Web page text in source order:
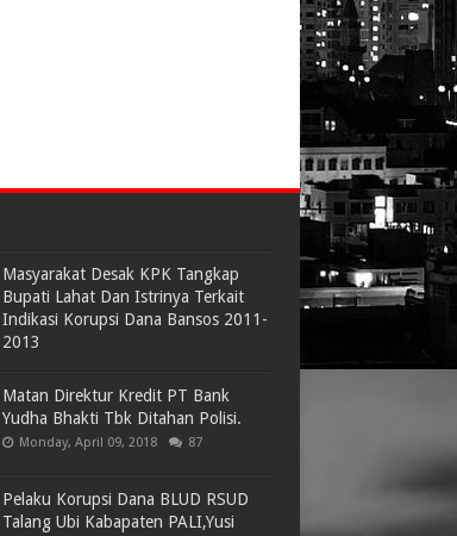
Masyarakat Desak KPK Tangkap
Bupati Lahat Dan Istrinya Terkait
Indikasi Korupsi Dana Bansos 2011-
2013
Matan Direktur Kredit PT Bank
Yudha Bhakti Tbk Ditahan Polisi.
Monday, April 09, 2018 87
Pelaku Korupsi Dana BLUD RSUD
Talang Ubi Kabapaten PALI,Yusi